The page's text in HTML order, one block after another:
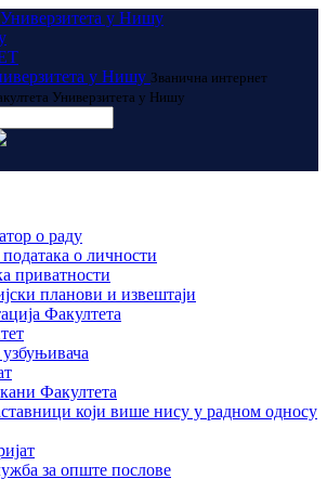
у Нишу Званична интернет
Универзитета у Нишу
о раду
о личности
приватности
планови и извештаји
Факултета
Факултета
који више нису у радном односу
за опште послове